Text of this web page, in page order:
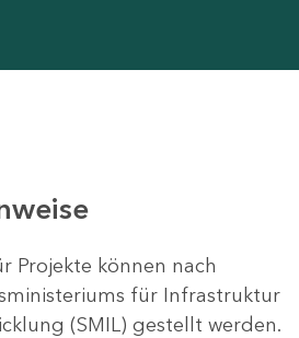
Projekte können nach
für Infrastruktur
(SMIL) gestellt werden.